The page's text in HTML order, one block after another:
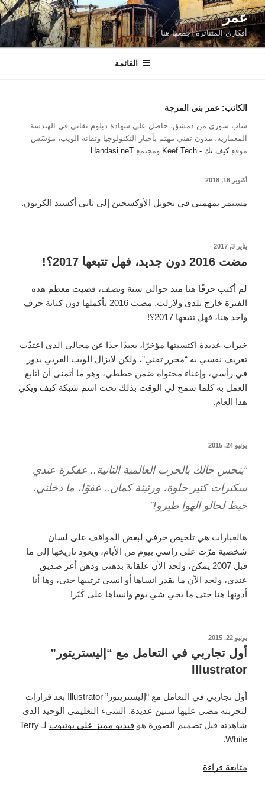
التجاوز
إلى
المحتوى
عمر
أفكاري المتناثرة أجمعها هنا
القائمة
الكاتب: عمر بني المرجة
شاب سوري من دمشق، حاصل على شهادة دبلوم تقاني في الهندسة
المعمارية، مدون تقني مهتم بأخبار التكنولوجيا وتقانة الويب، مؤسّس
موقعكيف تك - Keef Tech ومجتمع Handasi.neT
.
نُشر
أكتوبر 16, 2018
مستمر بمهمتي في تحويل الأوكسجين إلى ثاني أكسيد الكربون.
نُشر
يناير 3, 2017
مضت 2016 دون جديد، فهل تتبعها 2017؟!
لم أكتب حرفًا هنا منذ حوالي سنة ونصف، قضيت معظم هذه
الفترة خارج بلدي ولازلت. مضت 2016 بأكملها دون كتابة حرف
واحد هنا، فهل تتبعها 2017؟!
خبرات عديدة اكتسبتها مؤخرًا، بعيدًا جدًا عن مجالي الذي اعتدّت
تعريف نفسي به “محرر تقني”، ولكن لايزال الويب العربي يدور
في رأسي، وإغناء محتواه ضمن خططي، وهو ما أتمنى أن أتابع
العمل به كلما سمح لي الوقت بذلك تحت اسم شبكة كيف ويكي
هذا العام.
نُشر
يونيو 24, 2015
“بتحس حالك بالحرب العالمية التانية.. عفكرة عندي
سكنرات كتير حلوة، ورئيئة كمان.. عفوًا، ما دخلني،
خبط لحالو الهوا طيرو!”
هالعبارات هي تلخيص حرفي لبعض المواقف على لسان
شخصية مرّت على راسي بيوم من الأيام، ويعود تاريخها إلى ما
قبل 2007 يمكن، ولحد الآن علقانة بذهني وذهن أعز صديق
عندي، ولحد الآن ما بقدر انساها أو انسى ترتيبها حتى، وها أنا
أدونها هنا حتى ما يجي شي يوم وانساها على كَبَر!
نُشر
في
يونيو 22, 2015
أول تجاربي في التعامل مع “إليستريتور”
Illustrator
أول تجاربي في التعامل مع “إليستريتور” Illustrator بعد قرارات
لتجربته مضى عليها سنين عديدة. الشيء التعليمي الوحيد الذي
شاهدته قبل تصميم الصورة هو فيديو مميز على يوتيوب
لـ Terry
White.
متابعة قراءة